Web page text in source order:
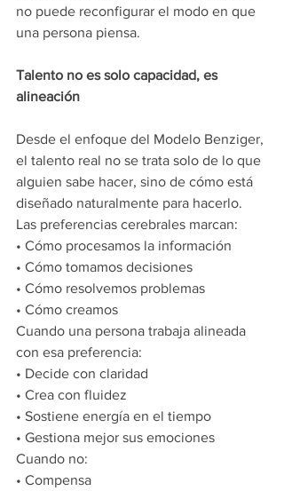
no puede reconfigurar el modo en que
una persona piensa.
Talento no es solo capacidad, es
alineación
Desde el enfoque del Modelo Benziger,
el talento real no se trata solo de lo que
alguien sabe hacer, sino de cómo está
diseñado naturalmente para hacerlo.
Las preferencias cerebrales marcan:
•⁠ ⁠Cómo procesamos la información
•⁠ ⁠Cómo tomamos decisiones
•⁠ ⁠Cómo resolvemos problemas
•⁠ ⁠Cómo creamos
Cuando una persona trabaja alineada
con esa preferencia:
•⁠ ⁠Decide con claridad
•⁠ ⁠Crea con fluidez
•⁠ ⁠Sostiene energía en el tiempo
•⁠ ⁠Gestiona mejor sus emociones
Cuando no:
•⁠ ⁠Compensa